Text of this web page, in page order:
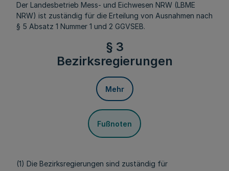
Der Landesbetrieb Mess- und Eichwesen NRW (LBME
NRW) ist zuständig für die Erteilung von Ausnahmen nach
§ 5 Absatz 1 Nummer 1 und 2 GGVSEB.
§ 3
Bezirksregierungen
Mehr
Fußnoten
(1) Die Bezirksregierungen sind zuständig für